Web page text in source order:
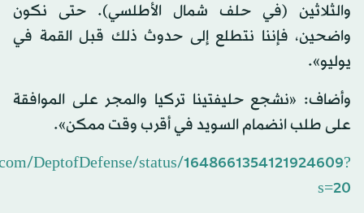
والثلاثين (في حلف شمال الأطلسي). حتى نكون
واضحين، فإننا نتطلع إلى حدوث ذلك قبل القمة في
يوليو».
وأضاف: «نشجع حليفتينا تركيا والمجر على الموافقة
على طلب انضمام السويد في أقرب وقت ممكن».
DeptofDefense/status/1648661354121924609?
s=20